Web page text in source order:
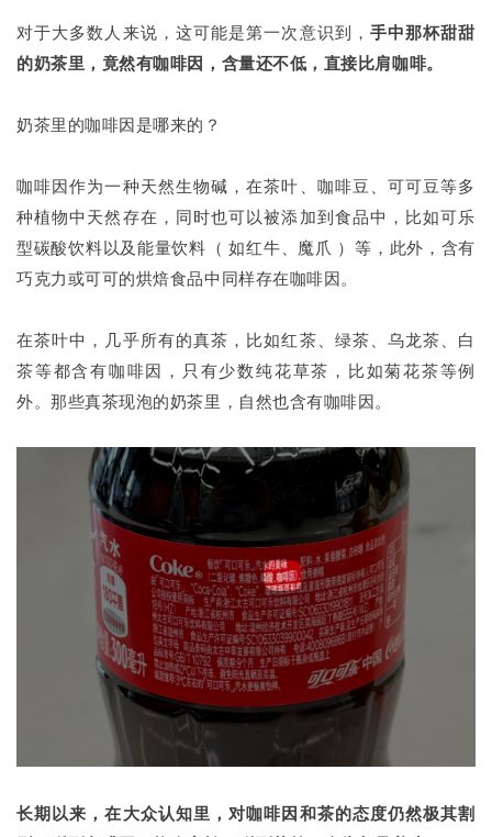
对于大多数人来说，这可能是第一次意识到， 手中那杯甜甜
的奶茶里，竟然有咖啡因，含量还不低，直接比肩咖啡。
奶茶里的咖啡因是哪来的？
咖啡因作为一种天然生物碱，在茶叶、咖啡豆、可可豆等多
种植物中天然存在，同时也可以被添加到食品中，比如可乐
型碳酸饮料以及能量饮料（ 如红牛、魔爪 ）等，此外，含有
巧克力或可可的烘焙食品中同样存在咖啡因。
在茶叶中，几乎所有的真茶，比如红茶、绿茶、乌龙茶、白
茶等都含有咖啡因，只有少数纯花草茶，比如菊花茶等例
外。那些真茶现泡的奶茶里，自然也含有咖啡因。
长期以来，在大众认知里，对咖啡因和茶的态度仍然极其割